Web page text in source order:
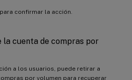
para confirmar la acción.
la cuenta de compras por
a los usuarios, puede retirar a
por volumen para recuperar